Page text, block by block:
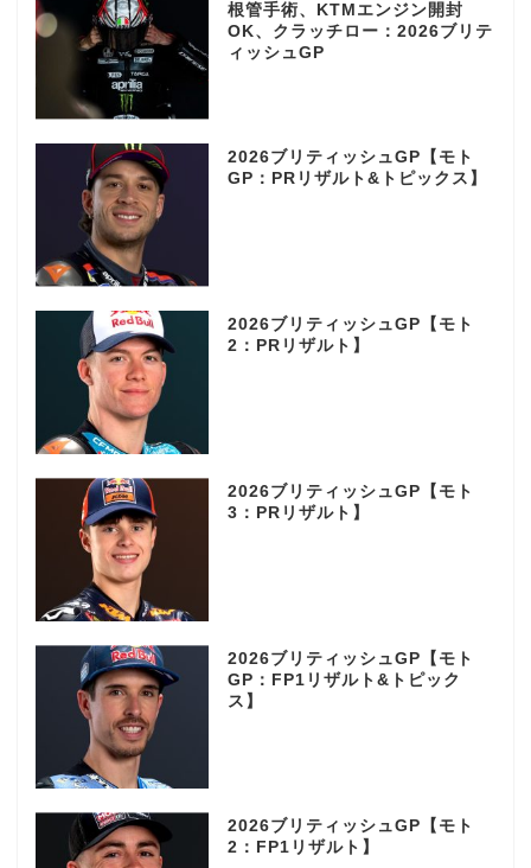
根管手術、KTMエンジン開封
OK、クラッチロー：2026ブリテ
ィッシュGP
2026ブリティッシュGP【モト
GP：PRリザルト&トピックス】
2026ブリティッシュGP【モト
2：PRリザルト】
2026ブリティッシュGP【モト
3：PRリザルト】
2026ブリティッシュGP【モト
GP：FP1リザルト&トピック
ス】
2026ブリティッシュGP【モト
2：FP1リザルト】